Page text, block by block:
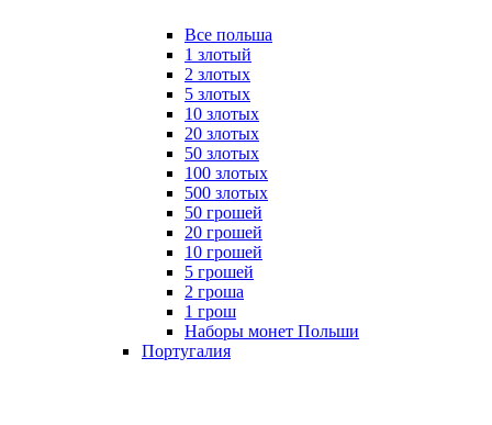
Все польша
1 злотый
2 злотых
5 злотых
10 злотых
20 злотых
50 злотых
100 злотых
500 злотых
50 грошей
20 грошей
10 грошей
5 грошей
2 гроша
1 грош
Наборы монет Польши
Португалия